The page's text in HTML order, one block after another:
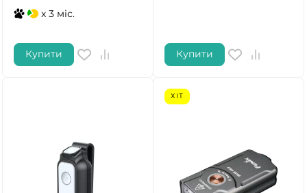
x 3 міс.
Купити Купити
ХІТ